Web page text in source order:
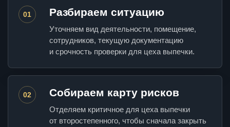
01 Разбираем ситуацию
Уточняем вид деятельности, помещение,
сотрудников, текущую документацию
и срочность проверки для цеха выпечки.
02 Собираем карту рисков
Отделяем критичное для цеха выпечки
от второстепенного, чтобы сначала закрыть